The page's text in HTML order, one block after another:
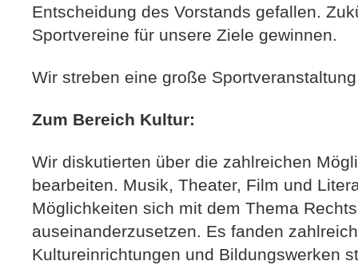
Entscheidung des Vorstands gefallen.
Sportvereine für unsere Ziele gewinnen.
Wir streben eine große
Zum Bereich Kultur:
Wir diskutierten über die zahlreichen
bearbeiten. Musik, Theater, Film und
Möglichkeiten sich mit dem Thema
auseinanderzusetzen. Es fanden
Kultureinrichtungen und Bildungswerken